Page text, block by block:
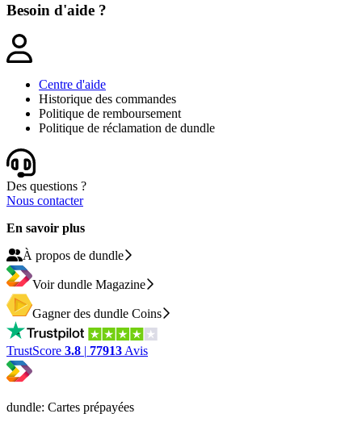
Besoin d'aide ?
Centre d'aide
Historique des commandes
Politique de remboursement
Politique de réclamation de dundle
Des questions ?
Nous contacter
En savoir plus
À propos de dundle
Voir dundle Magazine
Gagner des dundle Coins
TrustScore 3.8 | 77913 Avis
dundle: Cartes prépayées